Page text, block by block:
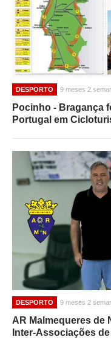
DESPORTO 9 meses 2
Pocinho - Bragança
Portugal em
DESPORTO 9 meses 2
AR Malmequeres de
Inter-Associações